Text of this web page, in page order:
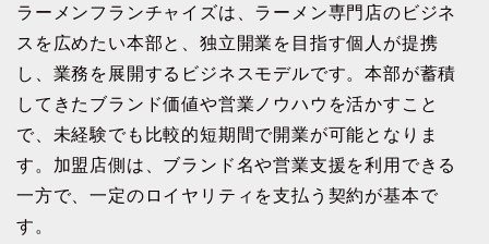
ラーメンフランチャイズは、ラーメン専門店のビジネ
スを広めたい本部と、独立開業を目指す個人が提携
し、業務を展開するビジネスモデルです。本部が蓄積
してきたブランド価値や営業ノウハウを活かすこと
で、未経験でも比較的短期間で開業が可能となりま
す。加盟店側は、ブランド名や営業支援を利用できる
一方で、一定のロイヤリティを支払う契約が基本で
す。